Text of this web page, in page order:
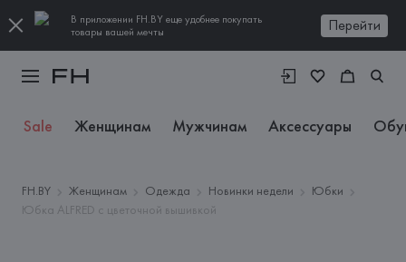
В приложении FH.BY еще удобнее покупать
товары вашей мечты
Перейти
Sale Женщинам Мужчинам Аксессуары
FH.BY Женщинам Одежда Новинки недели
Юбки
Юбка ALFRED с цветочной вышивкой